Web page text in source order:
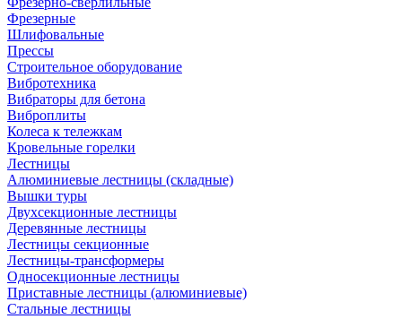
Фрезерные
Шлифовальные
Прессы
Строительное оборудование
Вибротехника
Вибраторы для бетона
Виброплиты
Колеса к тележкам
Кровельные горелки
Лестницы
Алюминиевые лестницы (складные)
Вышки туры
Двухсекционные лестницы
Деревянные лестницы
Лестницы секционные
Лестницы-трансформеры
Односекционные лестницы
Приставные лестницы (алюминиевые)
Стальные лестницы